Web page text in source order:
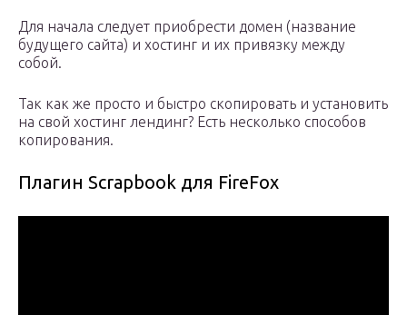
Для начала следует приобрести домен (название
будущего сайта) и хостинг и их привязку между
собой.
Так как же просто и быстро скопировать и установить
на свой хостинг лендинг? Есть несколько способов
копирования.
Плагин Scrapbook для FireFox